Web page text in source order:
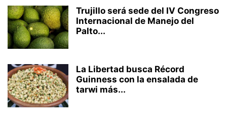
Trujillo será sede del IV Congreso
Internacional de Manejo del
Palto...
La Libertad busca Récord
Guinness con la ensalada de
tarwi más...